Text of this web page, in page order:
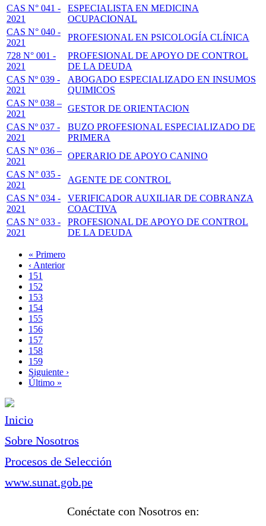
CAS N° 041 -
2021
ESPECIALISTA EN MEDICINA
OCUPACIONAL
CAS N° 040 -
2021
PROFESIONAL EN PSICOLOGÍA CLÍNICA
728 N° 001 -
2021
PROFESIONAL DE APOYO DE CONTROL
DE LA DEUDA
CAS Nº 039 -
2021
ABOGADO ESPECIALIZADO EN INSUMOS
QUIMICOS
CAS Nº 038 –
2021
GESTOR DE ORIENTACION
CAS Nº 037 -
2021
BUZO PROFESIONAL ESPECIALIZADO DE
PRIMERA
CAS Nº 036 –
2021
OPERARIO DE APOYO CANINO
CAS N° 035 -
2021
AGENTE DE CONTROL
CAS N° 034 -
2021
VERIFICADOR AUXILIAR DE COBRANZA
COACTIVA
CAS N° 033 -
2021
PROFESIONAL DE APOYO DE CONTROL
DE LA DEUDA
Paginación
Primera
página
« Primero
Página
anterior
‹ Anterior
Page
151
Page
152
Page
153
Page
154
Página
actual
155
Page
156
Page
157
Page
158
Page
159
Siguiente
página
Siguiente ›
Última
Último »
Inicio
Sobre Nosotros
Procesos de Selección
www.sunat.gob.pe
Conéctate con Nosotros en: